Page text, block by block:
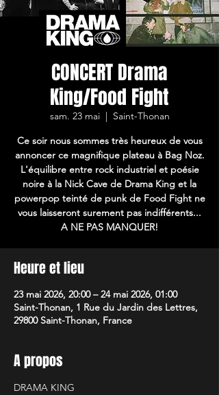
CONCERT Drama
King/Food Fight
sam. 23 mai
  |
Saint-Thonan
Ce soir nous sommes très heureux de vous
annoncer ce magnifique plateau à Bag Noz.
L'équilibre entre rock industriel et poésie
noire à la Nick Cave de Drama King et la
powerpop teinté de punk de Food Fight ne
vous laisseront surement pas indifférents...
A NE PAS MANQUER!
Heure et lieu
23 mai 2026, 20:00 – 24 mai 2026, 01:00
Saint-Thonan, 1 Rue du Jardin des Lettres,
29800 Saint-Thonan, France
A propos
DRAMA KING